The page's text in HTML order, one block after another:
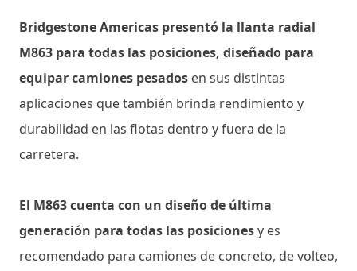
Bridgestone Americas presentó la llanta radial
M863 para todas las posiciones, diseñado para
equipar camiones pesados en sus distintas
aplicaciones que también brinda rendimiento y
durabilidad en las flotas dentro y fuera de la
carretera.
El M863 cuenta con un diseño de última
generación para todas las posicionesy es
recomendado para camiones de concreto, de volteo,